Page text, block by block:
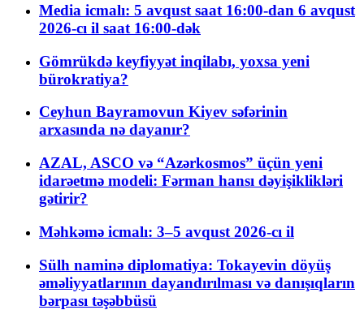
Media icmalı: 5 avqust saat 16:00-dan 6 avqust
2026-cı il saat 16:00-dək
Gömrükdə keyfiyyət inqilabı, yoxsa yeni
bürokratiya?
Ceyhun Bayramovun Kiyev səfərinin
arxasında nə dayanır?
AZAL, ASCO və “Azərkosmos” üçün yeni
idarəetmə modeli: Fərman hansı dəyişiklikləri
gətirir?
Məhkəmə icmalı: 3–5 avqust 2026-cı il
Sülh naminə diplomatiya: Tokayevin döyüş
əməliyyatlarının dayandırılması və danışıqların
bərpası təşəbbüsü